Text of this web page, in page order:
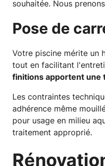
souhaitée. Nous
Pose de
Votre piscine mérite un
tout en facilitant
finitions apportent une
Les contraintes
adhérence même
pour usage en milieu
traitement approprié.